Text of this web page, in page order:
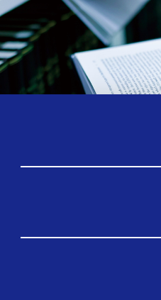
TOP 学ぶ 大学院情報理工学研
キャンパスは都心近くにあ
います。このような地の利
を有する外部の研究所、企